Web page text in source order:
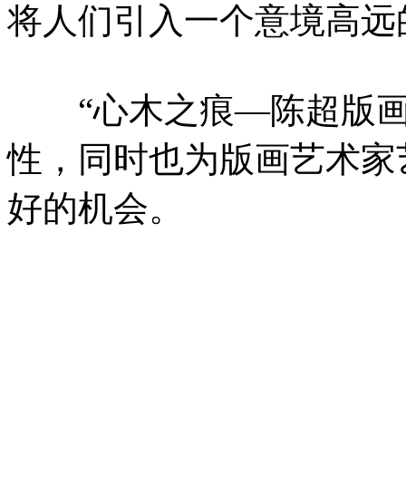
将人们引入一个意境高
“心木之痕—陈超版画
性，同时也为版画艺术
好的机会。